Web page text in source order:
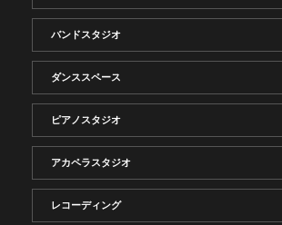
バンドスタジオ
ダンススペース
ピアノスタジオ
アカペラスタジオ
レコーディング